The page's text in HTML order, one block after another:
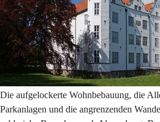
Die aufgelockerte Wohnbebauung, die
Parkanlagen und die angrenzenden